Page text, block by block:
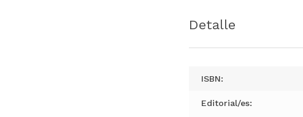
Detalle
ISBN:
Editorial/es: